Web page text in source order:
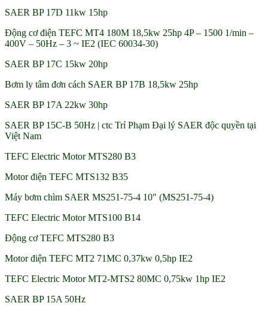
SAER BP 17D 11kw 15hp
Động cơ điện TEFC MT4 180M 18,5kw 25hp 4P – 1500 1/min –
400V – 50Hz – 3 ~ IE2 (IEC 60034-30)
SAER BP 17C 15kw 20hp
Bơm ly tâm đơn cách SAER BP 17B 18,5kw 25hp
SAER BP 17A 22kw 30hp
SAER BP 15C-B 50Hz | ctc Trí Phạm Đại lý SAER độc quyền tại
Việt Nam
TEFC Electric Motor MTS280 B3
Motor điện TEFC MTS132 B35
Máy bơm chìm SAER MS251-75-4 10″ (MS251-75-4)
TEFC Electric Motor MTS100 B14
Động cơ TEFC MTS280 B3
Motor điện TEFC MT2 71MC 0,37kw 0,5hp IE2
TEFC Electric Motor MT2-MTS2 80MC 0,75kw 1hp IE2
SAER BP 15A 50Hz